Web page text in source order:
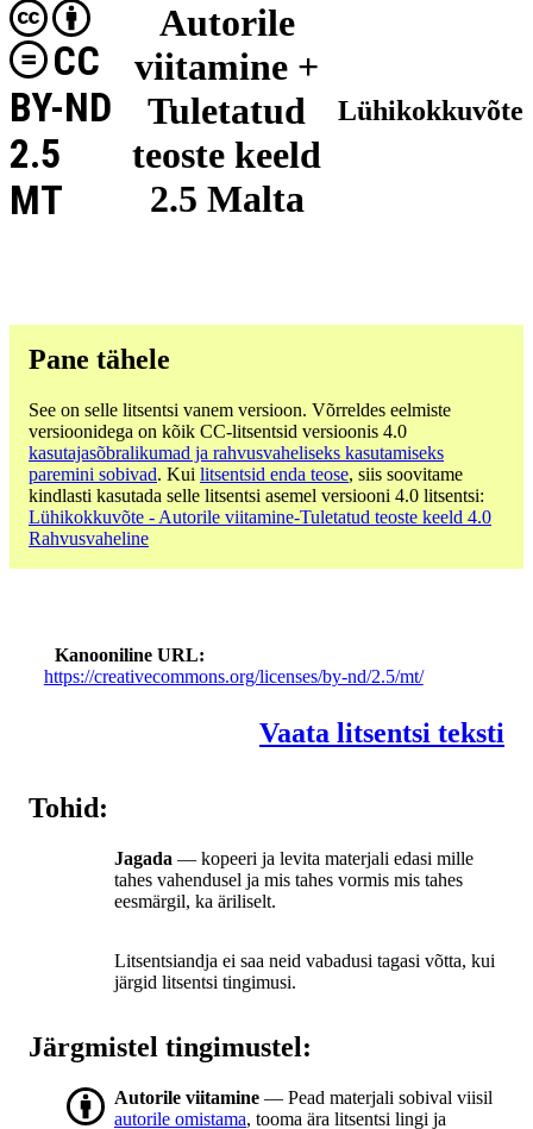
Autorile
viitamine +
Tuletatud
teoste keeld
2.5 Malta
CC
BY-ND
2.5
MT
Lühikokkuvõte
Pane tähele
See on selle litsentsi vanem versioon. Võrreldes eelmiste
versioonidega on kõik CC-litsentsid versioonis 4.0
kasutajasõbralikumad ja rahvusvaheliseks kasutamiseks
paremini sobivad. Kui litsentsid enda teose, siis soovitame
kindlasti kasutada selle litsentsi asemel versiooni 4.0 litsentsi:
Lühikokkuvõte - Autorile viitamine-Tuletatud teoste keeld 4.0
Rahvusvaheline
Kanooniline URL
https://creativecommons.org/licenses/by-nd/2.5/mt/
Vaata litsentsi teksti
Tohid:
Jagada — kopeeri ja levita materjali edasi mille
tahes vahendusel ja mis tahes vormis mis tahes
eesmärgil, ka äriliselt.
Litsentsiandja ei saa neid vabadusi tagasi võtta, kui
järgid litsentsi tingimusi.
Järgmistel tingimustel:
Autorile viitamine — Pead materjali sobival viisil
autorile omistama, tooma ära litsentsi lingi ja